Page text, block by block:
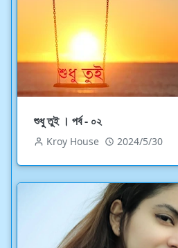
শুধু তুই । পর্ব - ০২
Kroy House 2024/5/30